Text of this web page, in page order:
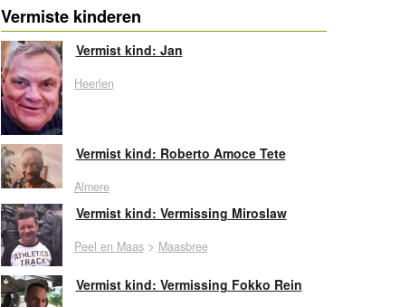
Vermiste kinderen
Vermist kind: Jan
Heerlen
Vermist kind: Roberto Amoce Tete
Almere
Vermist kind: Vermissing Miroslaw
Peel en Maas> Maasbree
Vermist kind: Vermissing Fokko Rein